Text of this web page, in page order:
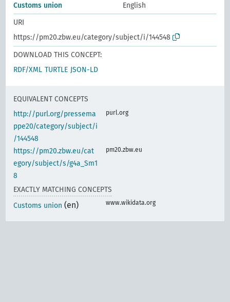
Customs union
English
URI
https://pm20.zbw.eu/category/subject/i/144548
DOWNLOAD THIS CONCEPT:
RDF/XML TURTLE JSON-LD
EQUIVALENT CONCEPTS
http://purl.org/pressema
ppe20/category/subject/i
/144548
purl.org
https://pm20.zbw.eu/cat
egory/subject/s/g4a_Sm1
8
pm20.zbw.eu
EXACTLY MATCHING CONCEPTS
Customs union (en) www.wikidata.org